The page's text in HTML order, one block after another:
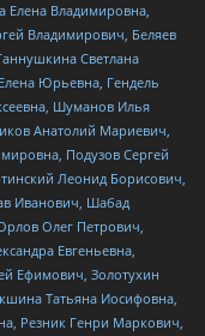
Елена Владимировна,
Владимирович, Беляев
Светлана
Юрьевна, Гендель
Шуманов Илья
Анатолий Мариевич,
Подузов Сергей
Леонид Борисович,
Иванович, Шабад
Олег Петрович,
Евгеньевна,
Ефимович, Золотухин
Татьяна Иосифовна,
Резник Генри Маркович,